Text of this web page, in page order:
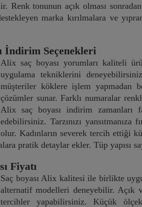
Renk tonunun açık olması
marka kırılmalara ve
İndirim Seçenekleri
Alix saç boyası yorumları kaliteli
uygulama tekniklerini
müşteriler köklere işlem yapmadan
çözümler sunar. Farklı numaralar
Alix saç boyası indirim zamanları
edebilirsiniz. Tarzınızı
olur. Kadınların severek tercih ettiği
pratik detaylar ekler. Tüp yapısı
Fiyatı
Saç boyası Alix kalitesi ile birlikte
alternatif modelleri deneyebilir. Açık
tercihler yapabilirsiniz. Küçük